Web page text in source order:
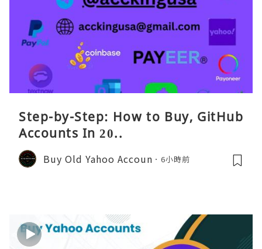
Step-by-Step: How to Buy, GitHub
Accounts In 20..
Buy Old Yahoo Accoun 6小時前